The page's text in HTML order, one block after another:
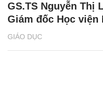
GIÁO DỤC
GS.TS Nguyễn Thị
Giám đốc Học viện